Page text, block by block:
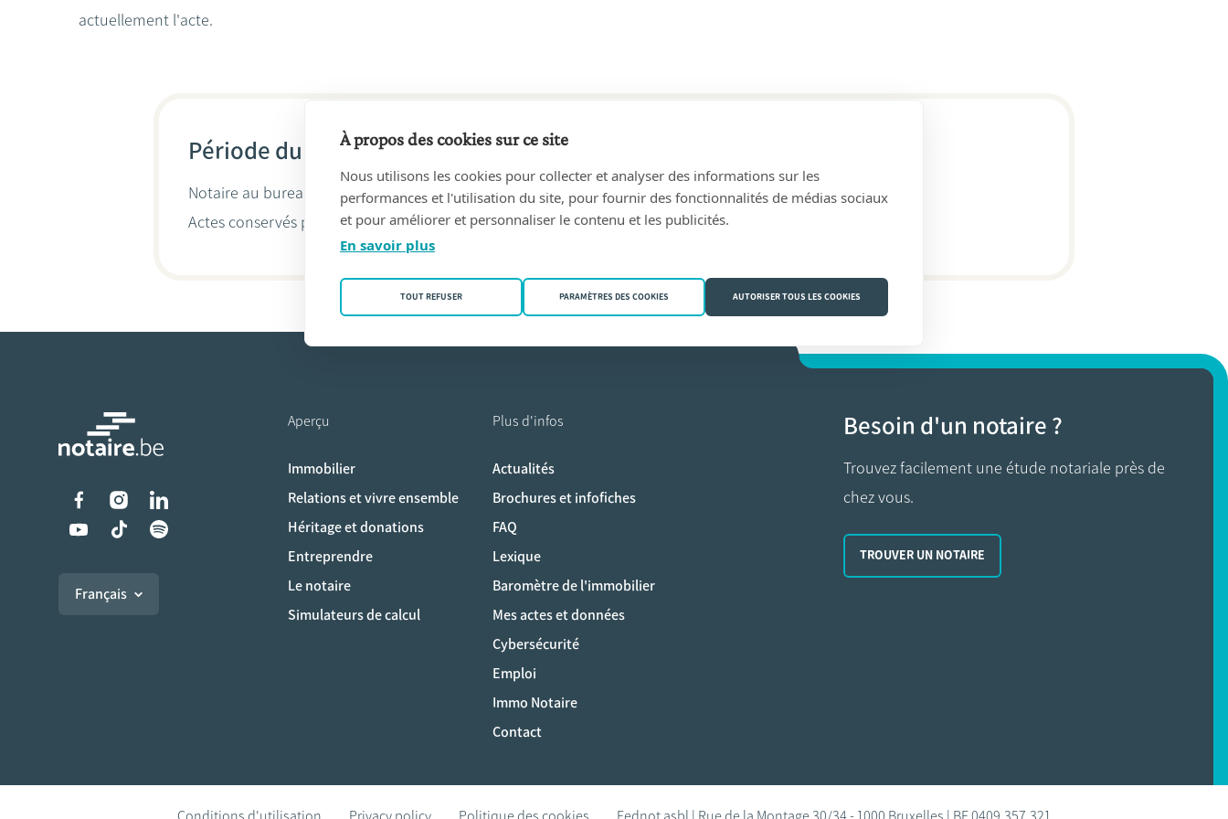
actuellement l'acte.
Période du 26/08/1981 au 31/05/2010
Notaire au bureau Marc & Michaël Van der Linden, geassocieerde notarissen(3500 Hasselt)
Actes conservés par
Michaël Van der Linden
Liens vers les réseaux sociaux
Français
Aperçu
Immobilier
Relations et vivre ensemble
Héritage et donations
Entreprendre
Le notaire
Simulateurs de calcul
Plus d'infos
Actualités
Brochures et infofiches
FAQ
Lexique
Baromètre de l'immobilier
Mes actes et données
Cybersécurité
Emploi
Immo Notaire
Contact
Besoin d'un notaire ?
Trouvez facilement une étude notariale près de
chez vous.
TROUVER UN NOTAIRE
À propos des cookies sur ce site
Nous utilisons les cookies pour collecter et analyser des informations sur les
performances et l'utilisation du site, pour fournir des fonctionnalités de médias sociaux
et pour améliorer et personnaliser le contenu et les publicités.
En savoir plus
TOUT REFUSER PARAMÈTRES DES COOKIES AUTORISER TOUS LES COOKIES